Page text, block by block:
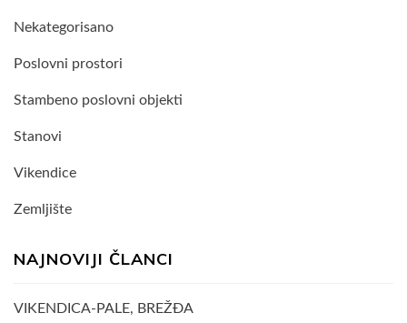
Nekategorisano
Poslovni prostori
Stambeno poslovni objekti
Stanovi
Vikendice
Zemljište
NAJNOVIJI ČLANCI
VIKENDICA-PALE, BREŽĐA